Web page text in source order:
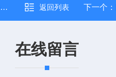
返回列表 下一个：
在线留言